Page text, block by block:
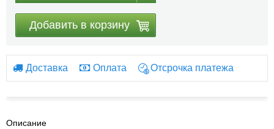
Добавить в корзину
Доставка Оплата Отсрочка платежа
Описание